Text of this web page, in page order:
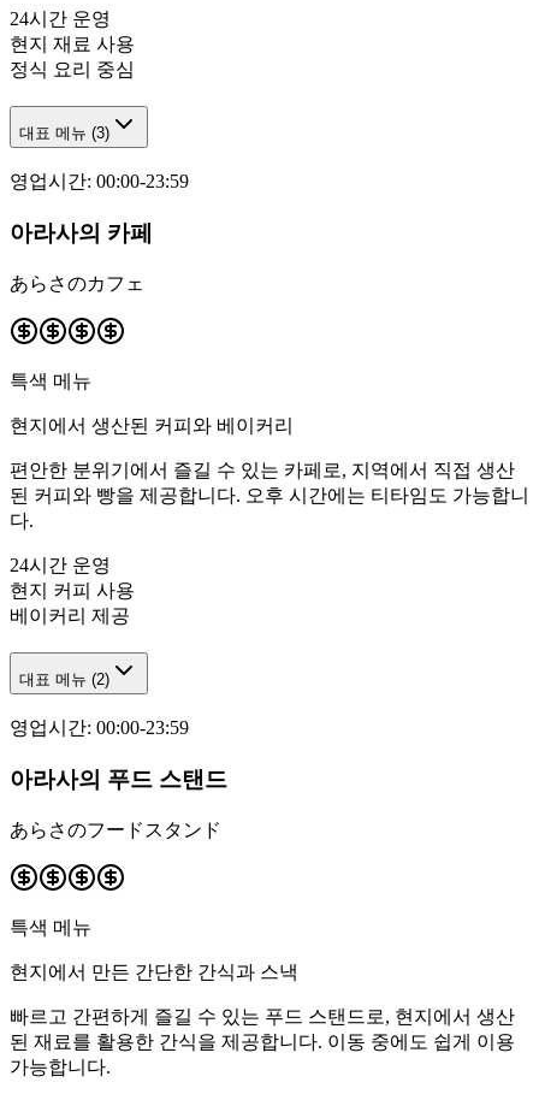
24시간 운영
현지 재료 사용
정식 요리 중심
대표 메뉴 (3)
영업시간: 00:00-23:59
아라사의 카페
あらさのカフェ
특색 메뉴
현지에서 생산된 커피와 베이커리
편안한 분위기에서 즐길 수 있는 카페로, 지역에서 직접 생산
된 커피와 빵을 제공합니다. 오후 시간에는 티타임도 가능합니
다.
24시간 운영
현지 커피 사용
베이커리 제공
대표 메뉴 (2)
영업시간: 00:00-23:59
아라사의 푸드 스탠드
あらさのフードスタンド
특색 메뉴
현지에서 만든 간단한 간식과 스낵
빠르고 간편하게 즐길 수 있는 푸드 스탠드로, 현지에서 생산
된 재료를 활용한 간식을 제공합니다. 이동 중에도 쉽게 이용
가능합니다.